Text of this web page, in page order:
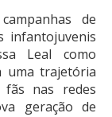
de
infantojuvenis
Leal como
uma trajetória
nas redes
geração de